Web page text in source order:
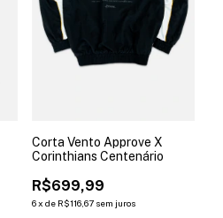
Corta Vento Approve X
Corinthians Centenário
R$699,99
6x de R$116,67 sem juros